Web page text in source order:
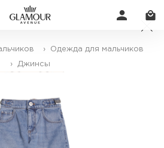
› Одежда для мальчиков
› Джинсы